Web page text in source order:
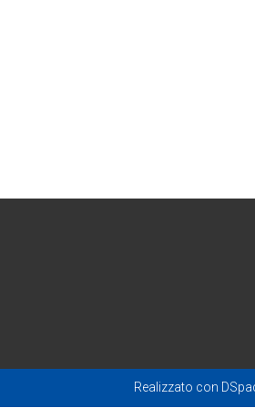
Realizzato con